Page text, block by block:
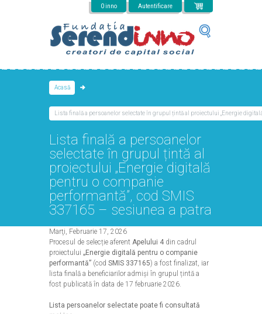
0 inno Autentificare
Acasă
Lista finală a persoanelor selectate în grupul țintă al proiectului „Energie
Lista finală a persoanelor
selectate în grupul țintă al
proiectului „Energie digitală
pentru o companie
performantă”, cod SMIS
337165 – sesiunea a patra
Marţi, Februarie 17, 2026
Procesul de selecție aferent Apelului 4 din cadrul
proiectului „Energie digitală pentru o companie
performantă” (cod SMIS 337165) a fost finalizat, iar
lista finală a beneficiarilor admiși în grupul țintă a
fost publicată în data de 17 februarie 2026.
Lista persoanelor selectate poate fi consultată